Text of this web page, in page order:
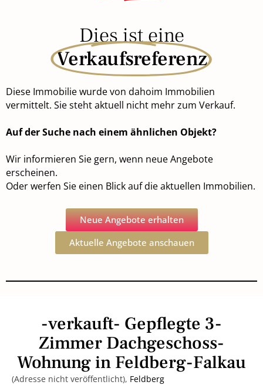
Dies ist eine
Verkaufsreferenz
Diese Immobilie wurde von dahoim Immobilien
vermittelt. Sie steht aktuell nicht mehr zum Verkauf.
Auf der Suche nach einem ähnlichen Objekt?
Wir informieren Sie gern, wenn neue Angebote
erscheinen.
Oder werfen Sie einen Blick auf die aktuellen Immobilien.
Neue Angebote erhalten
Aktuelle Angebote anschauen
-verkauft- Gepflegte 3-
Zimmer Dachgeschoss-
Wohnung in Feldberg-Falkau
(Adresse nicht veröffentlicht), Feldberg